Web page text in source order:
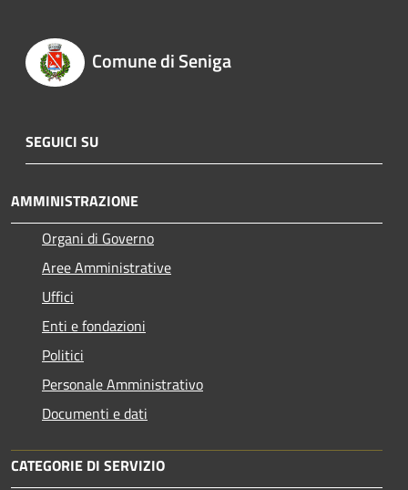
Comune di Seniga
SEGUICI SU
AMMINISTRAZIONE
Organi di Governo
Aree Amministrative
Uffici
Enti e fondazioni
Politici
Personale Amministrativo
Documenti e dati
CATEGORIE DI SERVIZIO